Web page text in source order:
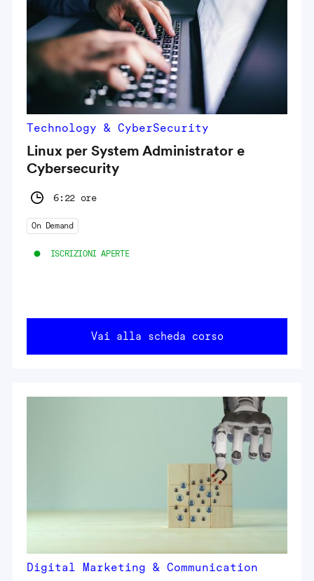
Technology & CyberSecurity
Linux per System Administrator e
Cybersecurity
6:22 ore
On Demand
ISCRIZIONI APERTE
Vai alla scheda corso
Digital Marketing & Communication